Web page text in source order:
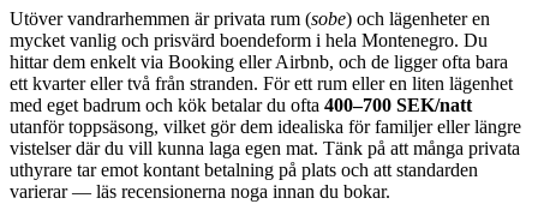
Utöver vandrarhemmen är privata rum (sobe) och lägenheter en
mycket vanlig och prisvärd boendeform i hela Montenegro. Du
hittar dem enkelt via Booking eller Airbnb, och de ligger ofta bara
ett kvarter eller två från stranden. För ett rum eller en liten lägenhet
med eget badrum och kök betalar du ofta 400–700 SEK/natt
utanför topp­säsong, vilket gör dem idealiska för familjer eller längre
vistelser där du vill kunna laga egen mat. Tänk på att många privata
uthyrare tar emot kontant betalning på plats och att standarden
varierar — läs recensionerna noga innan du bokar.